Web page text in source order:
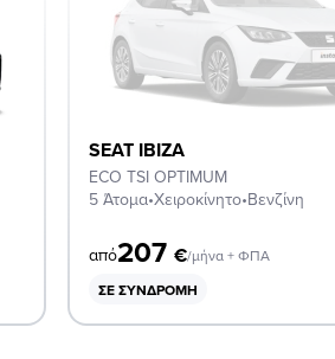
SEAT IBIZA
ECO TSI OPTIMUM
5 Άτομα•Χειροκίνητο•Βενζίνη
από207 €/μήνα + ΦΠΑ
ΣΕ ΣΥΝΔΡΟΜΉ